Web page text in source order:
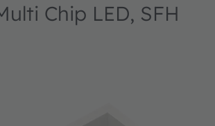
Chip LED, SFH